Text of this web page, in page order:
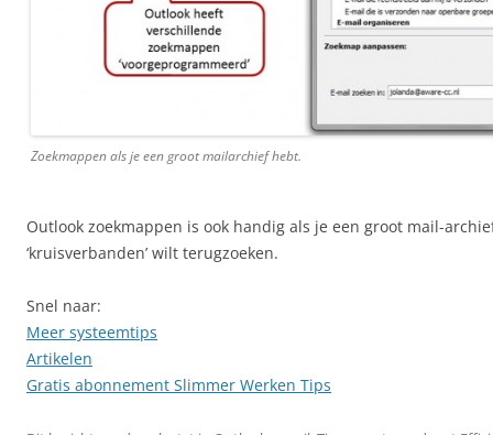
Zoekmappen als je een groot mailarchief hebt.
Outlook zoekmappen is ook handig als je een groot mail-
‘kruisverbanden’ wilt terugzoeken.
Snel naar:
Meer systeemtips
Artikelen
Gratis abonnement Slimmer Werken Tips